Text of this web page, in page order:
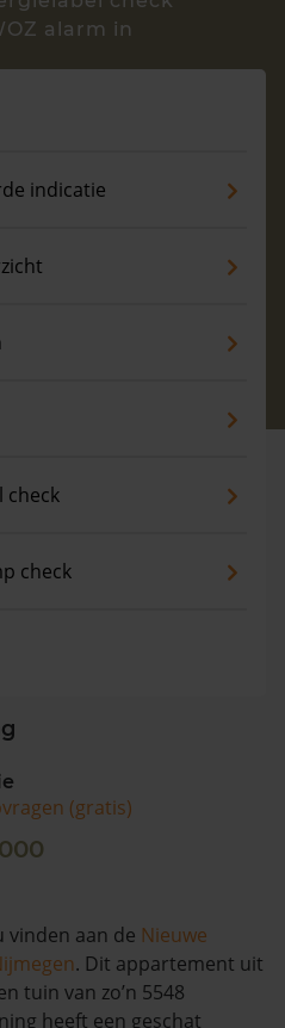
ons op
alarm in
indicatie
check
check
(gratis)
vinden aan de Nieuwe
. Dit appartement uit
tuin van zo’n 5548
heeft een geschat